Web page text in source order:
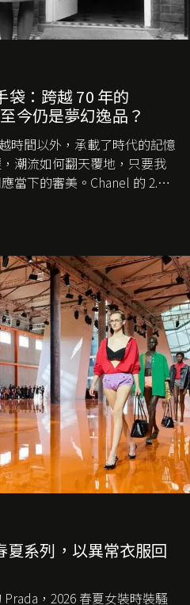
袋：跨越 70 年的
今仍是夢幻逸品？
時間以外，承載了時代的記憶
潮流如何翻天覆地，只要我
當下的審美。Chanel 的 2.55
今，一直有着舉足輕重的地
夢想手袋是 Chanel，那 2.55
手袋是怎麼誕生的呢？又為
L'Officiel HK》帶你穿越流金
。
夏系列，以異常衣服回
，2026 春夏女裝時裝騷